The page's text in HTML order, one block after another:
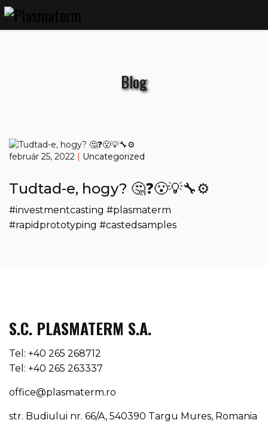
Blog
február 25, 2022 Uncategorized
Tudtad-e, hogy? 🤔❓😮💡🔧⚙️
#investmentcasting #plasmaterm
#rapidprototyping #castedsamples
S.C. PLASMATERM S.A.
Tel: +40 265 268712
Tel: +40 265 263337
office@plasmaterm.ro
str. Budiului nr. 66/A, 540390 Targu Mures, Romania